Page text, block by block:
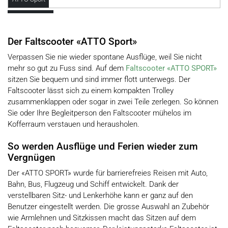
Der Faltscooter «ATTO Sport»
Verpassen Sie nie wieder spontane Ausflüge, weil Sie nicht
mehr so gut zu Fuss sind. Auf dem Faltscooter «ATTO SPORT»
sitzen Sie bequem und sind immer flott unterwegs. Der
Faltscooter lässt sich zu einem kompakten Trolley
zusammenklappen oder sogar in zwei Teile zerlegen. So können
Sie oder Ihre Begleitperson den Faltscooter mühelos im
Kofferraum verstauen und herausholen.
So werden Ausflüge und Ferien wieder zum
Vergnügen
Der «ATTO SPORT» wurde für barrierefreies Reisen mit Auto,
Bahn, Bus, Flugzeug und Schiff entwickelt. Dank der
verstellbaren Sitz- und Lenkerhöhe kann er ganz auf den
Benutzer eingestellt werden. Die grosse Auswahl an Zubehör
wie Armlehnen und Sitzkissen macht das Sitzen auf dem